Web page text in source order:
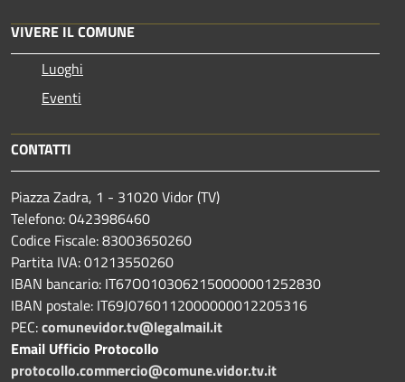
VIVERE IL COMUNE
Luoghi
Eventi
CONTATTI
Piazza Zadra, 1 - 31020 Vidor (TV)
Telefono: 0423986460
Codice Fiscale: 83003650260
Partita IVA: 01213550260
IBAN bancario: IT67O0103062150000001252830
IBAN postale: IT69J0760112000000012205316
PEC:comunevidor.tv@legalmail.it
Email Ufficio Protocollo
protocollo.commercio@comune.vidor.tv.it